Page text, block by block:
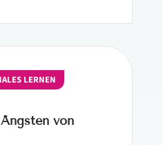
LERNEN
von